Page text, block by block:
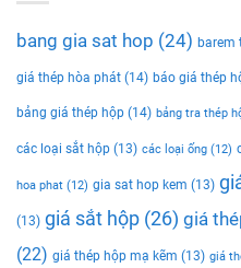
bang gia sat hop (24) barem
giá thép hòa phát (14) báo giá thép
bảng giá thép hộp (14) bảng tra thép
các loại sắt hộp (13) các loại ống (12)
hoa phat (12) gia sat hop kem (13)
(13) giá sắt hộp (26) giá
(22) giá thép hộp mạ kẽm (13) giá